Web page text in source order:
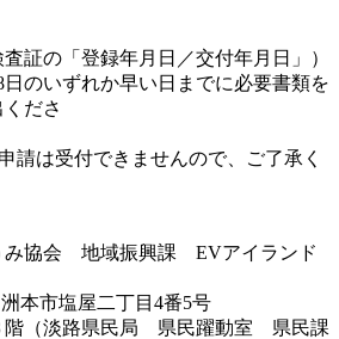
証の「登録年月日／交付年月日」）
のいずれか早い日までに必要書類を
ださ
請は受付できませんので、ご了承く
み協会 地域振興課 EVアイランド
本市塩屋二丁目4番5号
階（淡路県民局 県民躍動室 県民課